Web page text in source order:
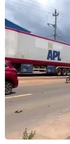
#Máy bay 737
Theo dõi